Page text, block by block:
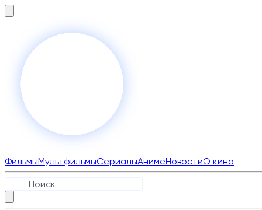
ФильмыМультфильмыСериалыАнимеНовостиО кино